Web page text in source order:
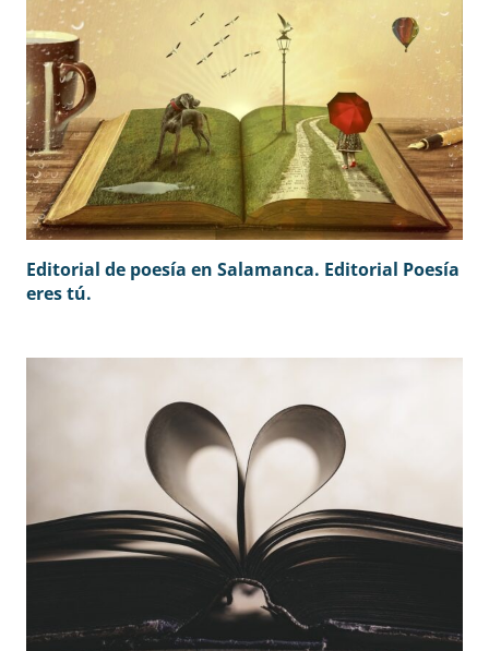
Editorial de poesía en Salamanca. Editorial Poesía
eres tú.